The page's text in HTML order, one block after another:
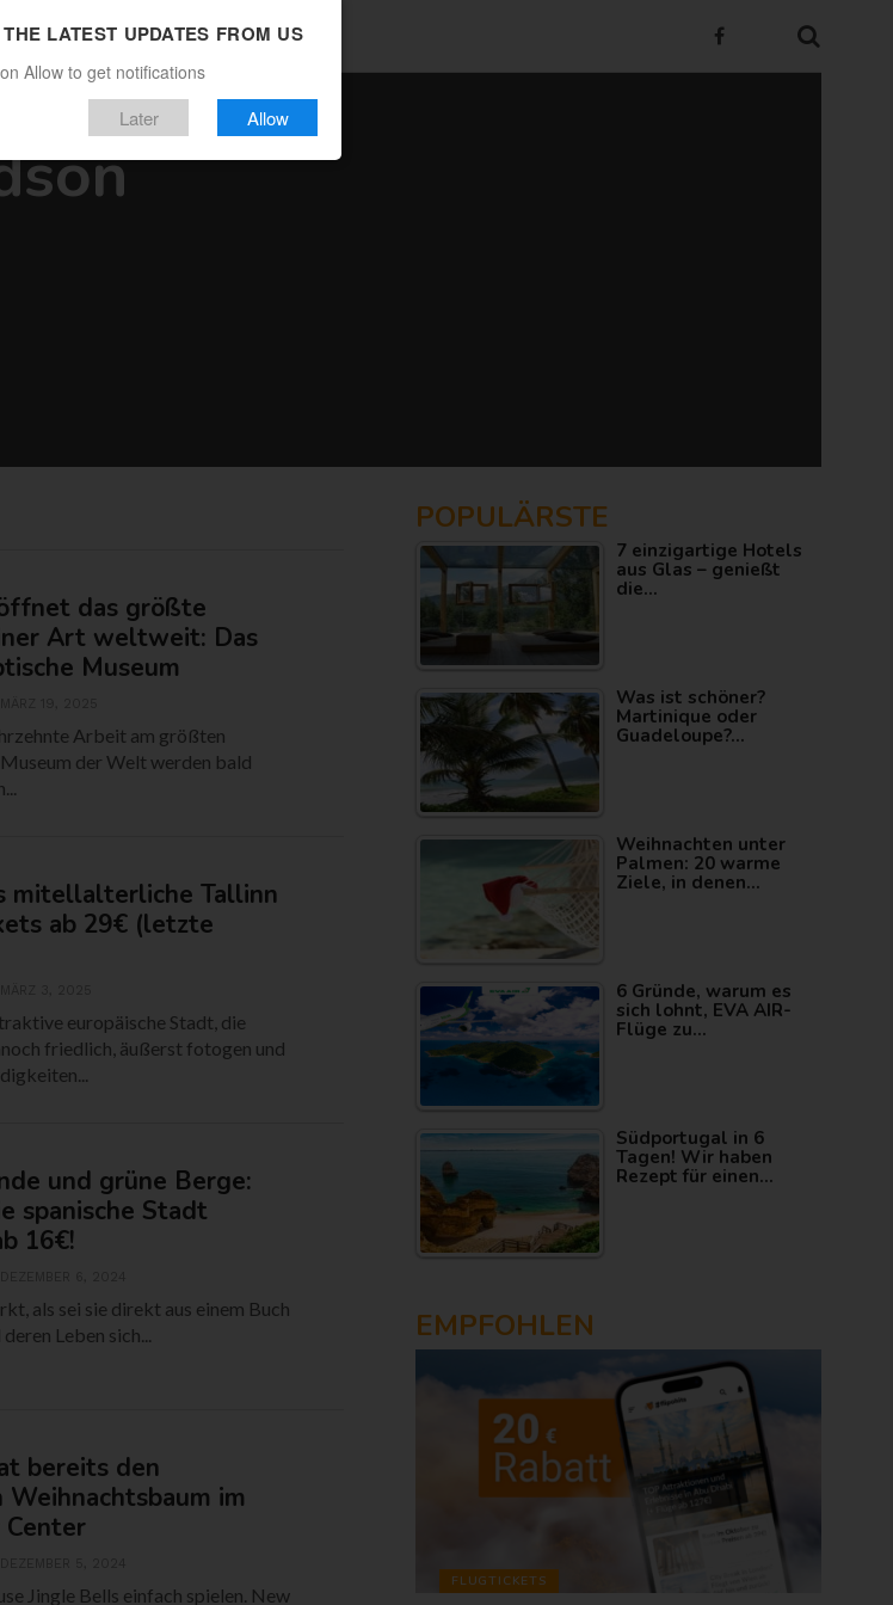
MULTICITY WOHIN REISEN
das größte
Art weltweit: Das
Museum
Arbeit am größten
der Welt werden bald
mitellalterliche Tallinn
ab 29€ (letzte
europäische Stadt, die
friedlich, äußerst fotogen und
und grüne Berge:
spanische Stadt
16€!
als sei sie direkt aus einem Buch
Leben sich...
bereits den
Weihnachtsbaum im
Jingle Bells einfach spielen. New
POPULÄRSTE
7 einzigartige Hotels
aus Glas – genießt
die…
Was ist schöner?
Martinique oder
Guadeloupe?…
Weihnachten unter
Palmen: 20 warme
Ziele, in denen…
6 Gründe, warum es
sich lohnt, EVA AIR-
Flüge zu…
Südportugal in 6
Tagen! Wir haben
Rezept für einen…
EMPFOHLEN
FLUGTICKETS
LATEST UPDATES FROM US
Allow to get notifications
Later Allow